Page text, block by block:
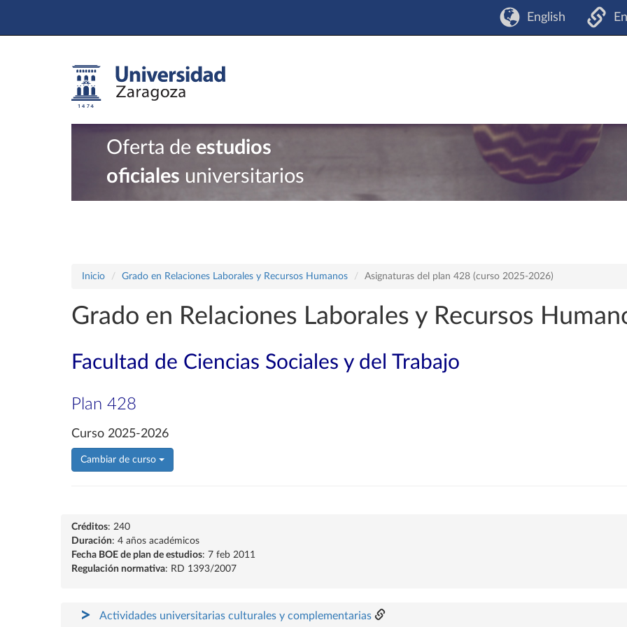
English
Oferta de estudios
oficiales universitarios
Inicio Grado en Relaciones Laborales y Recursos Humanos Asignaturas del plan 428 (curso 2025-2026)
Grado en Relaciones Laborales y Recursos
Facultad de Ciencias Sociales y del Trabajo
Plan 428
Curso 2025-2026
Cambiar de curso
Créditos: 240
Duración: 4 años académicos
Fecha BOE de plan de estudios: 7 feb 2011
Regulación normativa: RD 1393/2007
Actividades universitarias culturales y complementarias